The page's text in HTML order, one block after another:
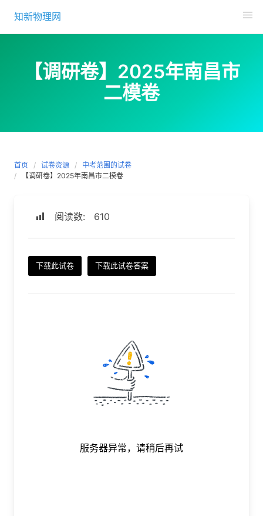
content
知新物理网
【调研卷】2025年南昌市
二模卷
首页 试卷资源
中考范围的试卷
【调研卷】2025年南昌市二模卷
阅读数: 610
下载此试卷 下载此试卷答案